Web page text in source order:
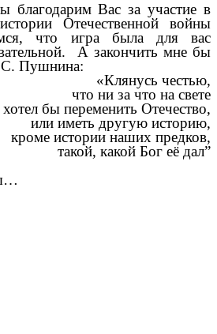
благодарим Вас за участие в
Отечественной войны
что игра была для вас
А закончить мне бы
Пушнина:
«Клянусь честью,
что ни за что на свете
хотел бы переменить Отечество,
или иметь другую историю,
кроме истории наших предков,
такой, какой Бог её дал”